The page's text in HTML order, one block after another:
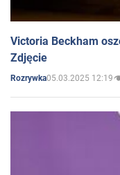
Victoria Beckham
Zdjęcie
Rozrywka05.03.2025 12:19